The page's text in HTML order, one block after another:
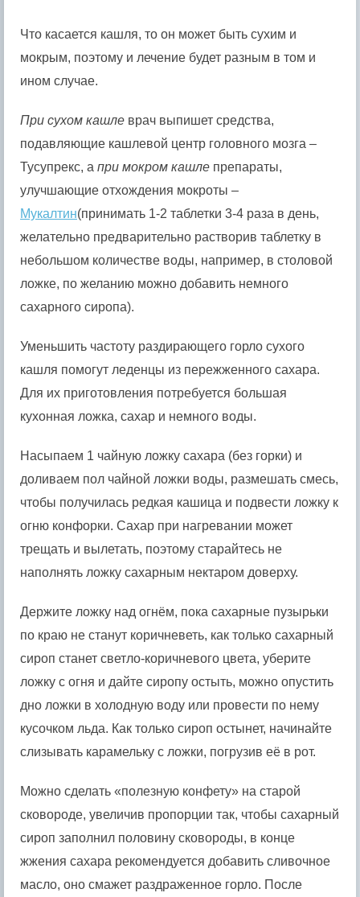
Что касается кашля, то он может быть сухим и
мокрым, поэтому и лечение будет разным в том и
ином случае.
При сухом кашле врач выпишет средства,
подавляющие кашлевой центр головного мозга –
Тусупрекс, а при мокром кашле препараты,
улучшающие отхождения мокроты –
Мукалтин(принимать 1-2 таблетки 3-4 раза в день,
желательно предварительно растворив таблетку в
небольшом количестве воды, например, в столовой
ложке, по желанию можно добавить немного
сахарного сиропа).
Уменьшить частоту раздирающего горло сухого
кашля помогут леденцы из пережженного сахара.
Для их приготовления потребуется большая
кухонная ложка, сахар и немного воды.
Насыпаем 1 чайную ложку сахара (без горки) и
доливаем пол чайной ложки воды, размешать смесь,
чтобы получилась редкая кашица и подвести ложку к
огню конфорки. Сахар при нагревании может
трещать и вылетать, поэтому старайтесь не
наполнять ложку сахарным нектаром доверху.
Держите ложку над огнём, пока сахарные пузырьки
по краю не станут коричневеть, как только сахарный
сироп станет светло-коричневого цвета, уберите
ложку с огня и дайте сиропу остыть, можно опустить
дно ложки в холодную воду или провести по нему
кусочком льда. Как только сироп остынет, начинайте
слизывать карамельку с ложки, погрузив её в рот.
Можно сделать «полезную конфету» на старой
сковороде, увеличив пропорции так, чтобы сахарный
сироп заполнил половину сковороды, в конце
жжения сахара рекомендуется добавить сливочное
масло, оно смажет раздраженное горло. После